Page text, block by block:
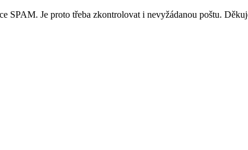
SPAM. Je proto třeba zkontrolovat i nevyžádanou poštu.